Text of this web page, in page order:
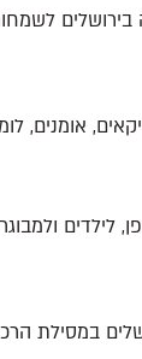
אומנים,
לילדים
במסילת